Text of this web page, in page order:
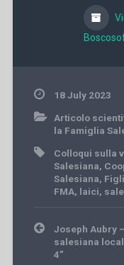
18 July 2023
Articolo
la Famiglia
Colloqui sulla
Salesiana,
Salesiana,
FMA, laici,
Post
navigation
Joseph Aubry
salesiana
4”